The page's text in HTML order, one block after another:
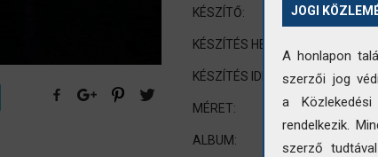
KÉSZÍTŐ: nincs
KÉSZÍTÉS HELYE:
KÉSZÍTÉS IDEJE: nincs
MÉRET:
ALBUM:
JOGI
A honlapon
szerzői jog
a
rendelkezik.
szerző